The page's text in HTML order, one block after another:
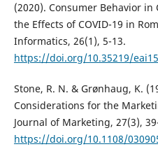
(2020). Consumer Behavior
the Effects of COVID-19 in
Informatics, 26(1), 5-13.
https://doi.org/10.35219/
Stone, R. N. & Grønhaug, K.
Considerations for the
Journal of Marketing, 27(3),
https://doi.org/10.1108/